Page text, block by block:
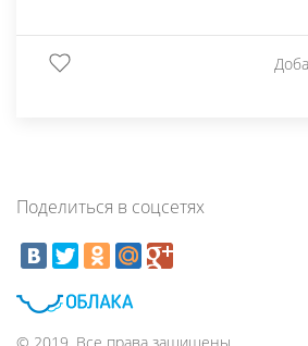
Поделиться в соцсетях